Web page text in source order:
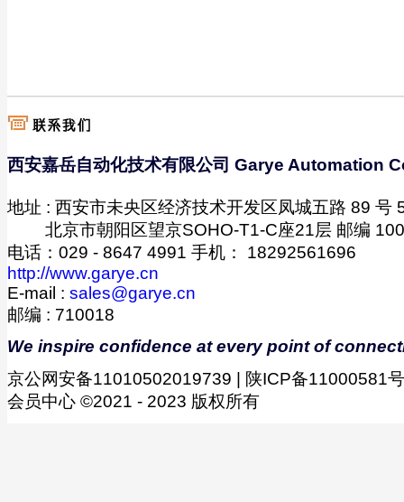
西安嘉岳自动化技术有限公司 Garye Automation
地址 : 西安市未央区经济技术开发区凤城五路 89 号
北京市朝阳区望京SOHO-T1-C座21层 邮编
电话：029 - 8647 4991 手机： 18292561696
http://www.garye.cn
E-mail : sales@garye.cn
邮编 : 710018
We inspire confidence at every point of
京公网安备11010502019739 | 陕ICP备11000581
会员中心 ©2021 - 2023 版权所有